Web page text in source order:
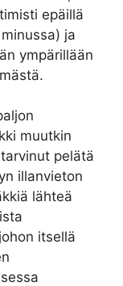
epäillä
ja
ympärillään
muutkin
pelätä
illanvieton
lähteä
itsellä